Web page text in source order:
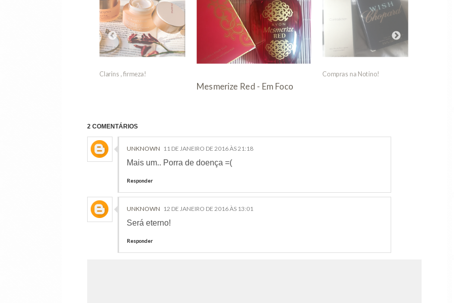
Clarins , firmeza!
Mesmerize Red - Em Foco
Compras na Notino!
2 COMENTÁRIOS
UNKNOWN 11 DE JANEIRO DE 2016 ÀS 21:18
Mais um.. Porra de doença =(
Responder
UNKNOWN 12 DE JANEIRO DE 2016 ÀS 13:01
Será eterno!
Responder